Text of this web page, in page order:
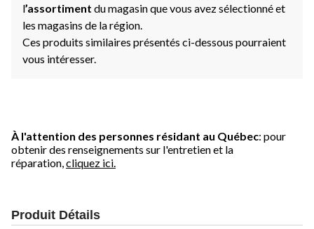
l’assortiment du magasin que vous avez sélectionné et
les magasins de la région.
Ces produits similaires présentés ci-dessous pourraient
vous intéresser.
À l'attention des personnes résidant au Québec: pour
obtenir des renseignements sur l'entretien et la
réparation, cliquez ici.
Produit Détails